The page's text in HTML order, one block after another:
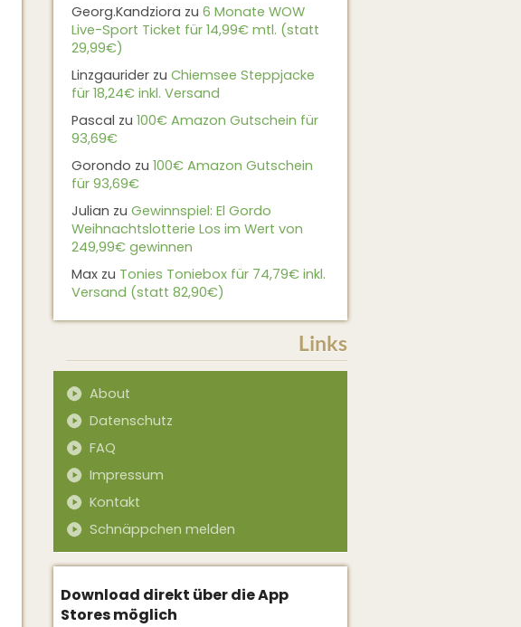
Georg.Kandziora zu 6 Monate WOW
Live-Sport Ticket für 14,99€ mtl. (statt
29,99€)
Linzgaurider zu Chiemsee Steppjacke
für 18,24€ inkl. Versand
Pascal zu 100€ Amazon Gutschein für
93,69€
Gorondo zu 100€ Amazon Gutschein
für 93,69€
Julian zu Gewinnspiel: El Gordo
Weihnachtslotterie Los im Wert von
249,99€ gewinnen
Max zu Tonies Toniebox für 74,79€ inkl.
Versand (statt 82,90€)
Links
About
Datenschutz
FAQ
Impressum
Kontakt
Schnäppchen melden
Download direkt über die App
Stores möglich